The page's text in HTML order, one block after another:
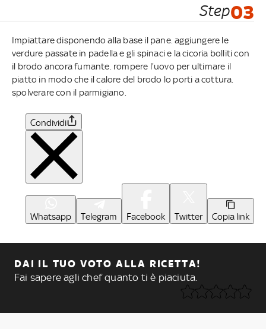
Step03
Impiattare disponendo alla base il pane. aggiungere le
verdure passate in padella e gli spinaci e la cicoria bolliti con
il brodo ancora fumante. rompere l'uovo per ultimare il
piatto in modo che il calore del brodo lo porti a cottura.
spolverare con il parmigiano.
Condividi
Whatsapp Telegram Facebook Twitter Copia link
DAI IL TUO VOTO ALLA RICETTA!
Fai sapere agli chef quanto ti è piaciuta.